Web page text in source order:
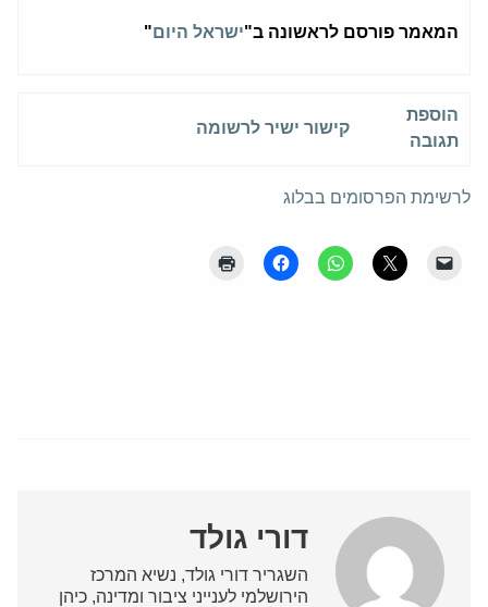
המאמר פורסם לראשונה ב"ישראל היום"
הוספת
תגובה
קישור ישיר לרשומה
לרשימת הפרסומים בבלוג
דורי גולד
השגריר דורי גולד, נשיא המרכז
הירושלמי לענייני ציבור ומדינה, כיהן